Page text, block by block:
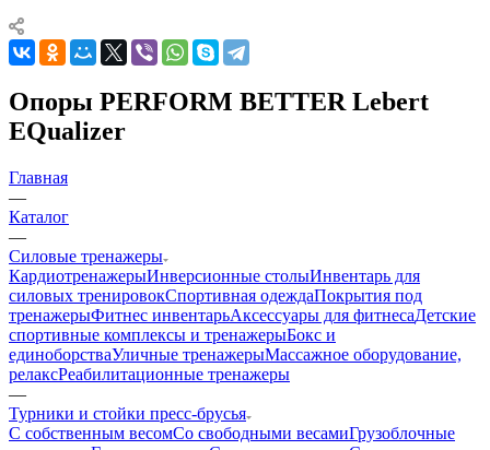
Опоры PERFORM BETTER Lebert
EQualizer
Главная
—
Каталог
—
Силовые тренажеры
КардиотренажерыИнверсионные столыИнвентарь для
силовых тренировокСпортивная одеждаПокрытия под
тренажерыФитнес инвентарьАксессуары для фитнесаДетские
спортивные комплексы и тренажерыБокс и
единоборстваУличные тренажерыМассажное оборудование,
релаксРеабилитационные тренажеры
—
Турники и стойки пресс-брусья
С собственным весомСо свободными весамиГрузоблочные